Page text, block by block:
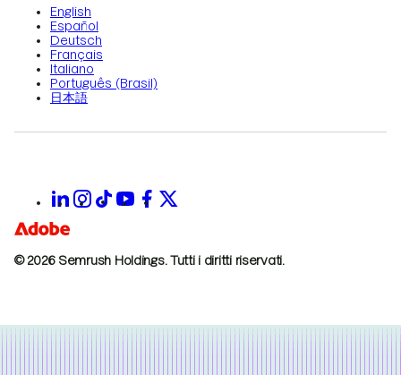
English
Español
Deutsch
Français
Italiano
Português (Brasil)
日本語
© 2026 Semrush Holdings. Tutti i diritti riservati.